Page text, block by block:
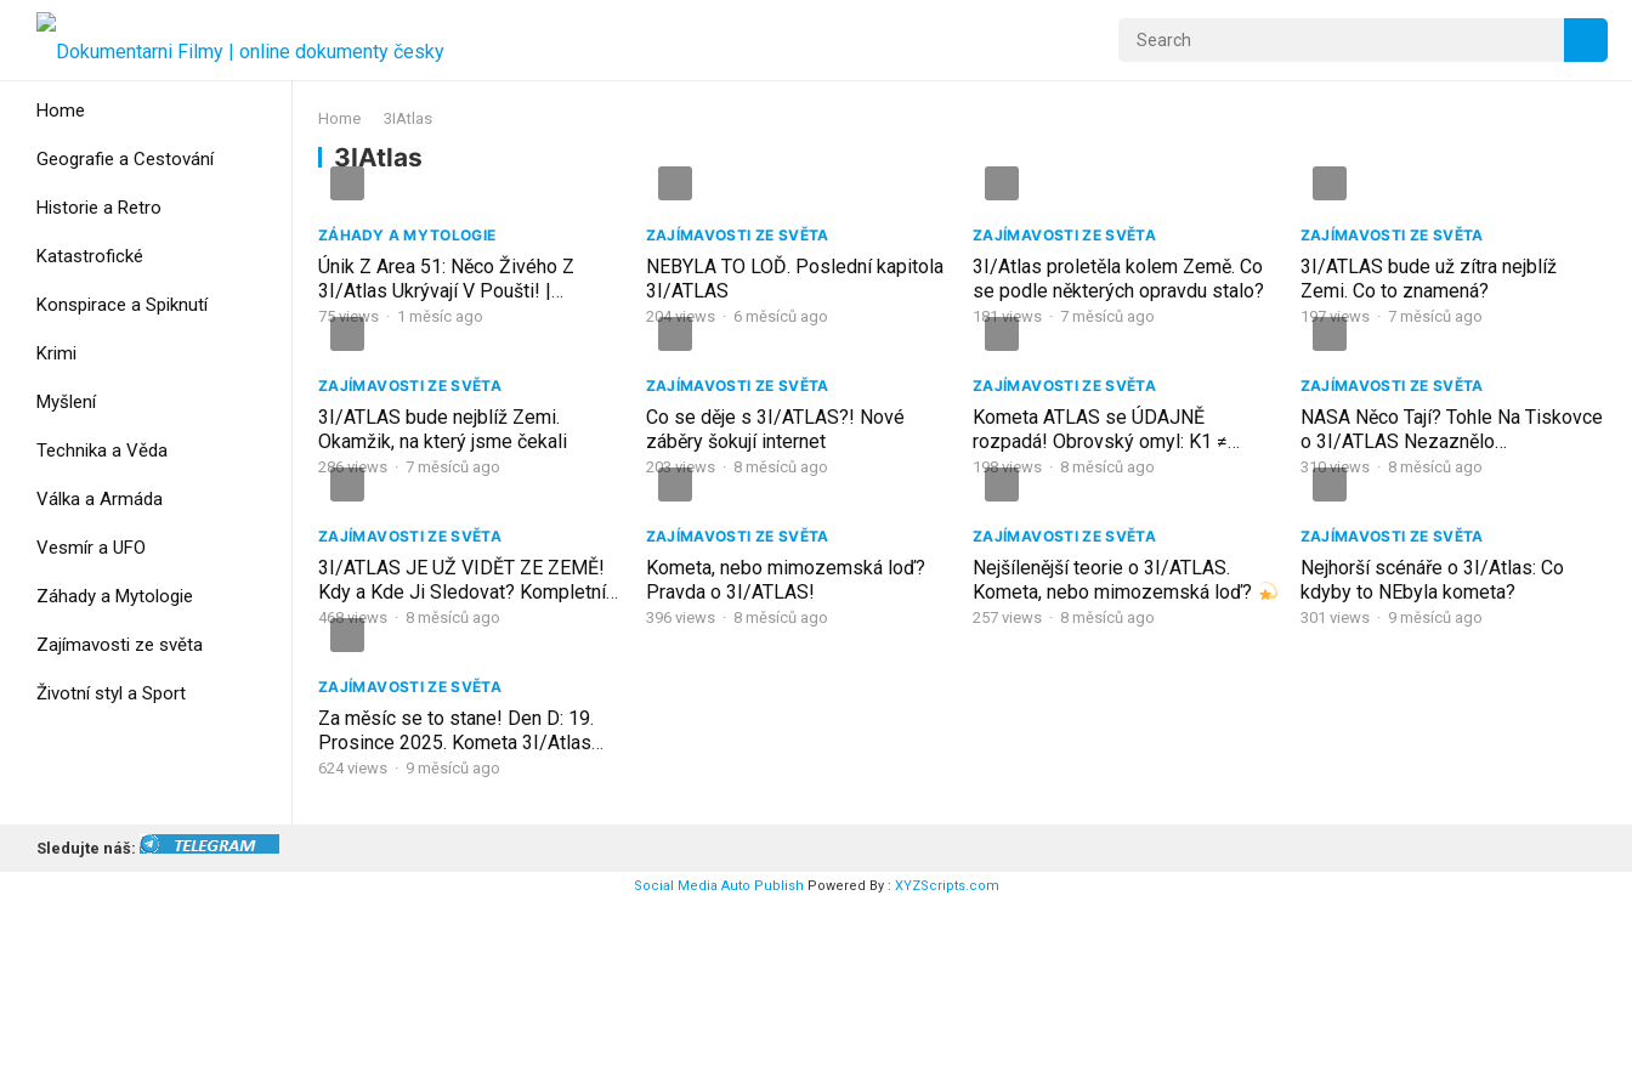
Home
Geografie a Cestování
Historie a Retro
Katastrofické
Konspirace a Spiknutí
Krimi
Myšlení
Technika a Věda
Válka a Armáda
Vesmír a UFO
Záhady a Mytologie
Zajímavosti ze světa
Životní styl a Sport
Home 3IAtlas
3IAtlas
ZÁHADY A MYTOLOGIE
Únik Z Area 51: Něco Živého Z
3I/Atlas Ukrývají V Poušti! |
Dokument
75views · 1 měsíc ago
ZAJÍMAVOSTI ZE SVĚTA
NEBYLA TO LOĎ. Poslední kapitola
3I/ATLAS
204views · 6 měsíců ago
ZAJÍMAVOSTI ZE SVĚTA
3I/Atlas proletěla kolem Země. Co
se podle některých opravdu stalo?
181views · 7 měsíců ago
ZAJÍMAVOSTI ZE SVĚTA
3I/ATLAS bude už zítra nejblíž
Zemi. Co to znamená?
197views · 7 měsíců ago
ZAJÍMAVOSTI ZE SVĚTA
3I/ATLAS bude nejblíž Zemi.
Okamžik, na který jsme čekali
286views · 7 měsíců ago
ZAJÍMAVOSTI ZE SVĚTA
Co se děje s 3I/ATLAS?! Nové
záběry šokují internet
203views · 8 měsíců ago
ZAJÍMAVOSTI ZE SVĚTA
Kometa ATLAS se ÚDAJNĚ
rozpadá! Obrovský omyl: K1 ≠
3I/ATLAS
198views · 8 měsíců ago
ZAJÍMAVOSTI ZE SVĚTA
NASA Něco Tají? Tohle Na Tiskovce
o 3I/ATLAS Nezaznělo…
310views · 8 měsíců ago
ZAJÍMAVOSTI ZE SVĚTA
3I/ATLAS JE UŽ VIDĚT ZE ZEMĚ!
Kdy a Kde Ji Sledovat? Kompletní
Návod
468views · 8 měsíců ago
ZAJÍMAVOSTI ZE SVĚTA
Kometa, nebo mimozemská loď?
Pravda o 3I/ATLAS!
396views · 8 měsíců ago
ZAJÍMAVOSTI ZE SVĚTA
Nejšílenější teorie o 3I/ATLAS.
Kometa, nebo mimozemská loď?
257 views · 8 měsíců ago
ZAJÍMAVOSTI ZE SVĚTA
Nejhorší scénáře o 3I/Atlas: Co
kdyby to NEbyla kometa?
301 views · 9 měsíců ago
ZAJÍMAVOSTI ZE SVĚTA
Za měsíc se to stane! Den D: 19.
Prosince 2025. Kometa 3I/Atlas
bude nejblíž Zemi. Co se stane?
624views · 9 měsíců ago
Sledujte náš:
Social Media Auto Publish Powered By : XYZScripts.com